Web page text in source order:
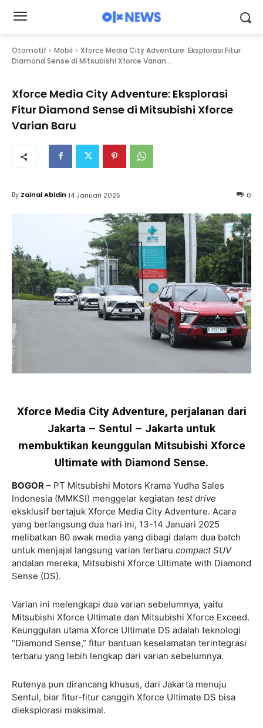
Otomotif Mobil
Xforce Media City Adventure: Eksplorasi Fitur
Diamond Sense di Mitsubishi Xforce Varian...
Xforce Media City Adventure: Eksplorasi
Fitur Diamond Sense di Mitsubishi Xforce
Varian Baru
0
By Zainal Abidin 14 Januari 2025
Xforce Media City Adventure, perjalanan dari
Jakarta – Sentul – Jakarta untuk
membuktikan keunggulan Mitsubishi Xforce
Ultimate with Diamond Sense.
BOGOR – PT Mitsubishi Motors Krama Yudha Sales
Indonesia (MMKSI) menggelar kegiatan test drive
eksklusif bertajuk Xforce Media City Adventure. Acara
yang berlangsung dua hari ini, 13-14 Januari 2025
melibatkan 80 awak media yang dibagi dalam dua batch
untuk menjajal langsung varian terbaru compact SUV
andalan mereka, Mitsubishi Xforce Ultimate with Diamond
Sense (DS).
Varian ini melengkapi dua varian sebelumnya, yaitu
Mitsubishi Xforce Ultimate dan Mitsubishi Xforce Exceed.
Keunggulan utama Xforce Ultimate DS adalah teknologi
“Diamond Sense,” fitur bantuan keselamatan terintegrasi
terbaru yang lebih lengkap dari varian sebelumnya.
Rutenya pun dirancang khusus, dari Jakarta menuju
Sentul, biar fitur-fitur canggih Xforce Ultimate DS bisa
dieksplorasi maksimal.